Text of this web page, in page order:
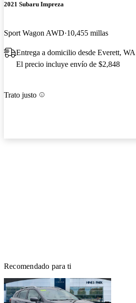
2021 Subaru Impreza
Sport Wagon AWD 10,455 millas
Entrega a domicilio desde Everett, WA
El precio incluye envío de $2,848
Trato justo
Recomendado para ti